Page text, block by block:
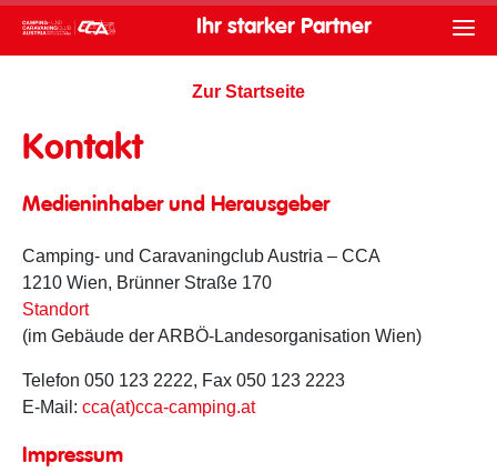
Ihr starker Partner
Zur Startseite
Kontakt
Medieninhaber und Herausgeber
Camping- und Caravaningclub Austria – CCA
1210 Wien, Brünner Straße 170
Standort
(im Gebäude der ARBÖ-Landesorganisation Wien)
Telefon 050 123 2222, Fax 050 123 2223
E-Mail: cca(at)cca-camping.at
Impressum